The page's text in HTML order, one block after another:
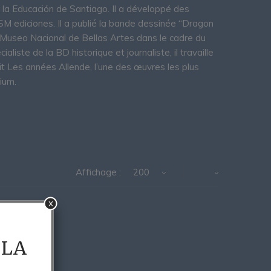
Educación de Santiago. Il a développé des
ediciones. Il a publié la bande dessinée “Dragon
Nacional de Bellas Artes dans le cadre du
de la BD historique et journaliste, il travaille
années Allende, l’une des œuvres les plus
Affichage : 200
x